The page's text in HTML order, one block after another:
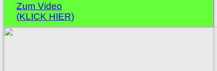
Zum Video
(KLICK HIER)